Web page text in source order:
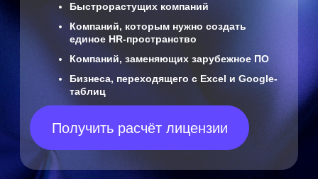
Стоимость лицензий
Минимальный объём
- от 50 пользователей
Стоимость — по тарифам
вендора
Масштабируемая модель